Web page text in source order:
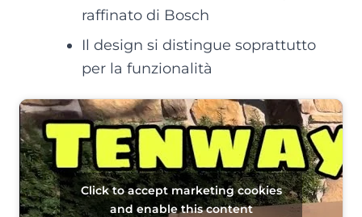
raffinato di Bosch
Il design si distingue soprattutto
per la funzionalità
Click to accept marketing cookies
and enable this content